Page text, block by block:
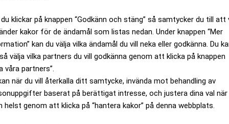
klickar på knappen “Godkänn och stäng” så samtycker du till att
kakor för de ändamål som listas nedan. Under knappen “Mer
kan du välja vilka ändamål du vill neka eller godkänna. Du
välja vilka partners du vill godkänna genom att klicka på knappen
våra partners”.
när du vill återkalla ditt samtycke, invända mot behandling av
baserat på berättigat intresse, och justera dina val när
helst genom att klicka på “hantera kakor” på denna webbplats.